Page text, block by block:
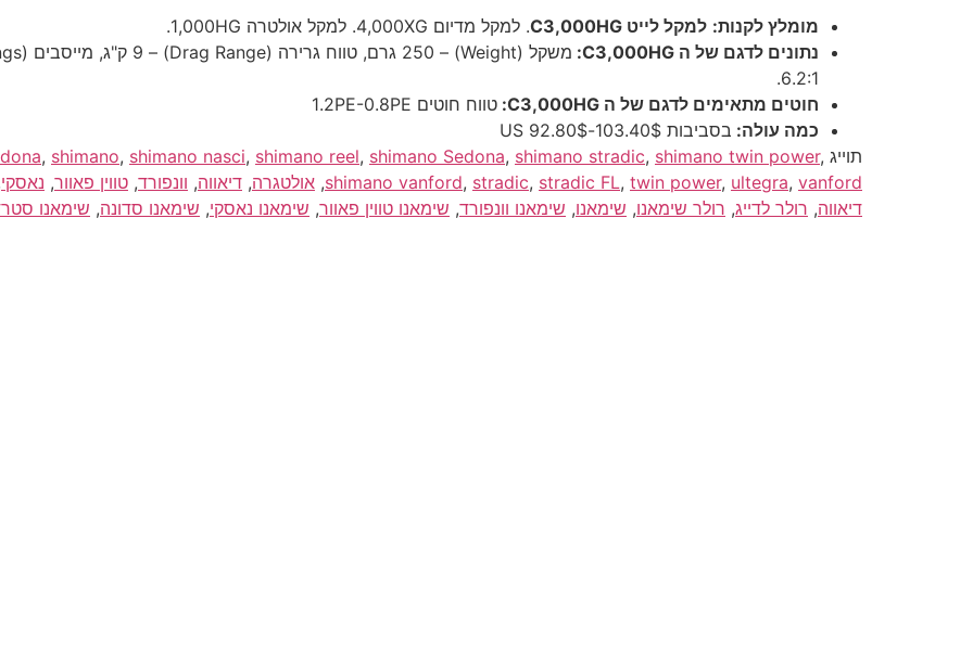
קרסי דייג ואביזרים
דיג – מאמרים בנושא
החנות שלי – ציוד
מומלץ לקנות: למקל לייט C3,000HG. למקל מדיום 4,000XG. למקל אולטרה 1,000HG.
נתונים לדגם של ה C3,000HG
:
6.2:1.
חוטים מתאימים לדגם של ה C3,000HG
: טווח חוטים 1.2PE-0.8PE
כמה עולה: בסביבות 103.40$-92.80$ US
תוייג
, shimano, shimano nasci, shimano reel, shimano Sedona, shimano stradic, shimano twin power,
shimano vanford, stradic, stradic FL, twin power, ultegra, vanford
, אולטגרה, דיאווה, וונפורד, טווין פאוור, נאסקי
דיאווה, רולר לדייג, רולר שימאנו, שימאנו, שימאנו וונפורד, שימאנו טווין פאוור, שימאנו נאסקי, שימאנו סדונה, שימאנו